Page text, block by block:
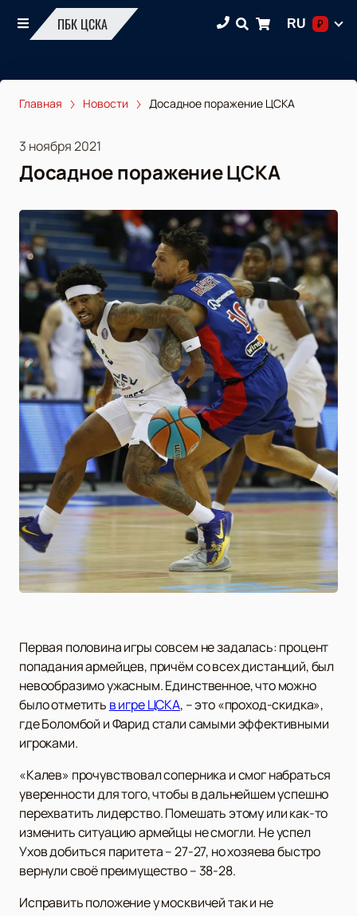
ПБК ЦСКА RU ₽
Главная Новости Досадное поражение ЦСКА
3 ноября 2021
Досадное поражение ЦСКА
Первая половина игры совсем не задалась: процент
попадания армейцев, причём со всех дистанций, был
невообразимо ужасным. Единственное, что можно
было отметить в игре ЦСКА, – это «проход-скидка»,
где Боломбой и Фарид стали самыми эффективными
игроками.
«Калев» прочувствовал соперника и смог набраться
уверенности для того, чтобы в дальнейшем успешно
перехватить лидерство. Помешать этому или как-то
изменить ситуацию армейцы не смогли. Не успел
Ухов добиться паритета – 27-27, но хозяева быстро
вернули своё преимущество – 38-28.
Исправить положение у москвичей так и не